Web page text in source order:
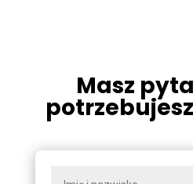
Masz